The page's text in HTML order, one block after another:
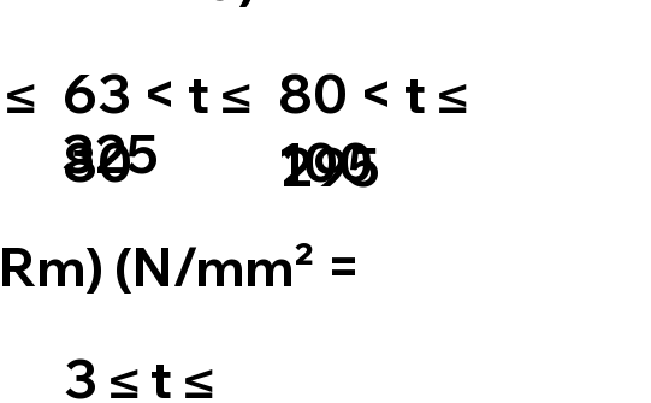
295
80 < t ≤
100
325
63 < t ≤
80
3 ≤ t ≤
(N/mm² =